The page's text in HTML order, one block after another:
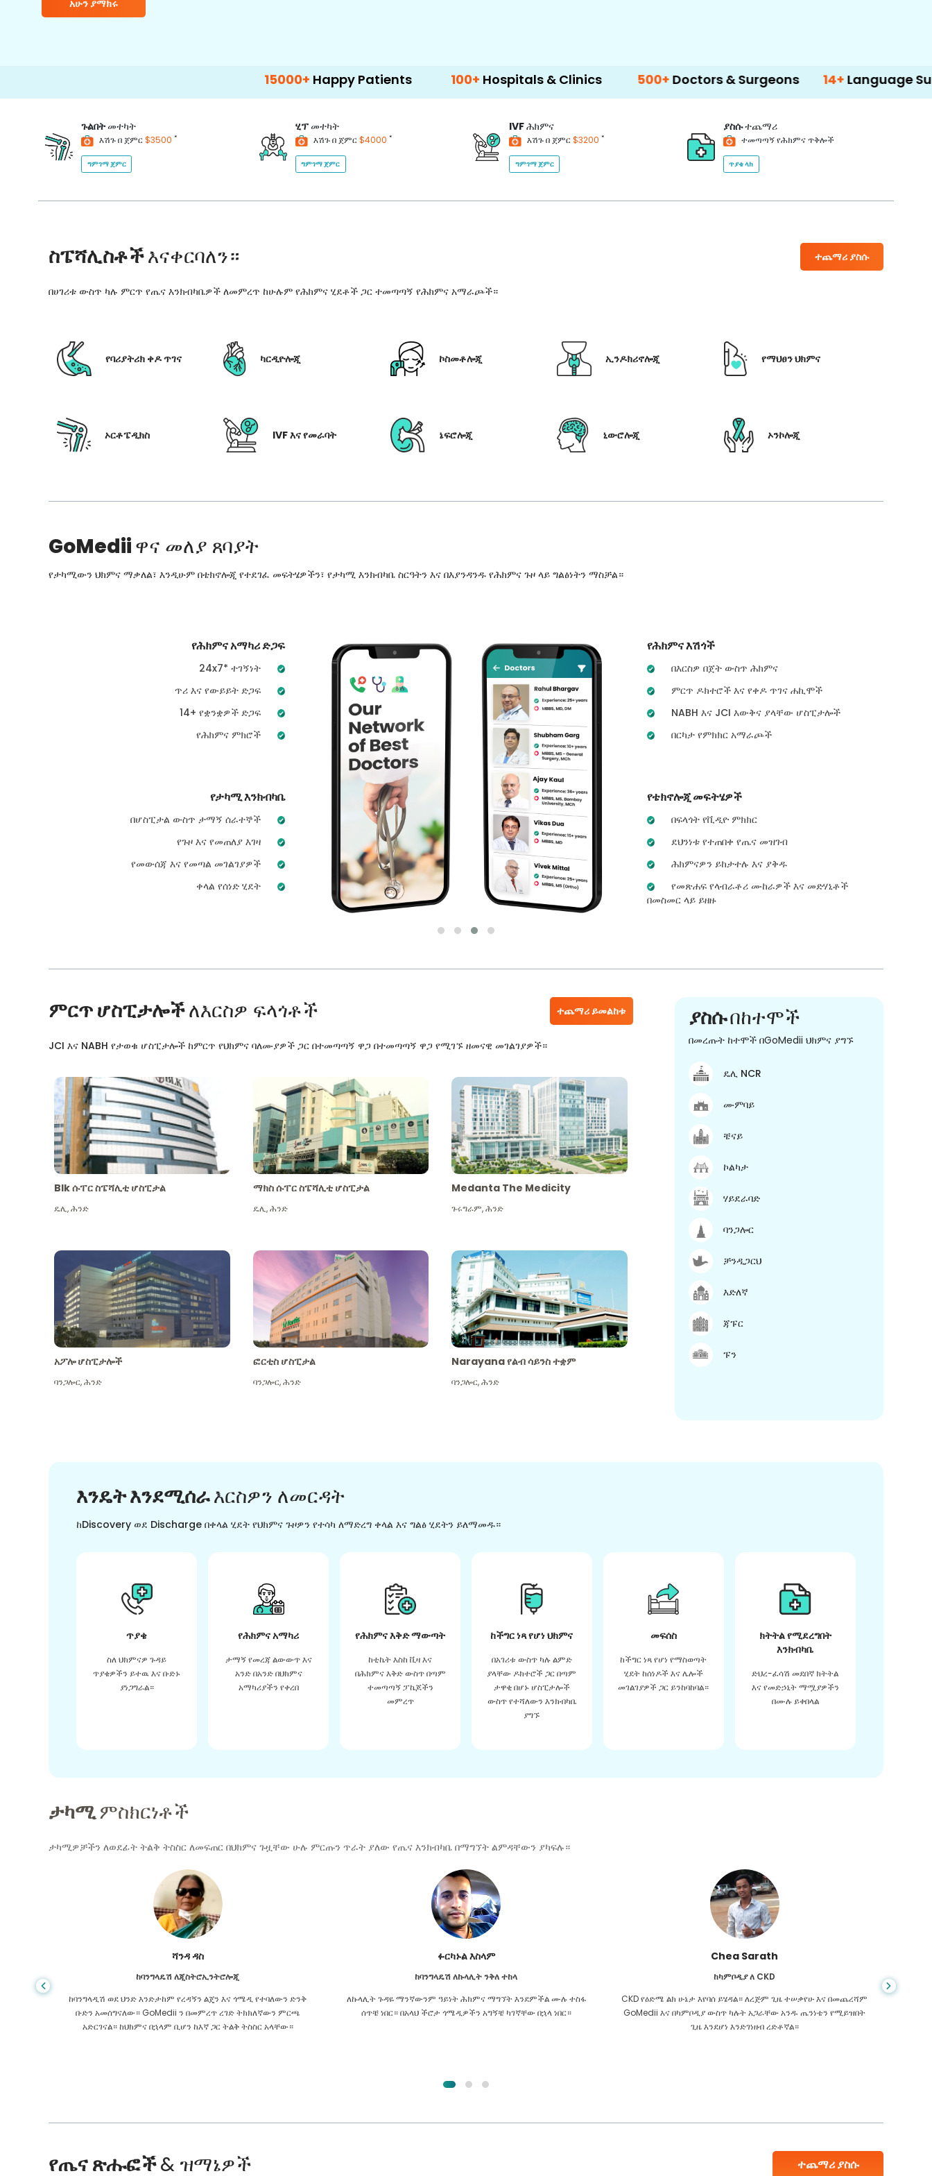
አሁን ያማክሩ
Happy Patients 100+ Hospitals & Clinics 500+ Doctors & Surgeons 14+Language Support
ጉልበትመተካት
እሽጉ በ ጀምር$3500 *
ግምገማ ጀምር
ሂፕመተካት
እሽጉ በ ጀምር$4000 *
ግምገማ ጀምር
IVFሕክምና
እሽጉ በ ጀምር$3200 *
ግምገማ ጀምር
ያስሱተጨማሪ
ተመጣጣኝ የሕክምና ጥቅሎች
ጥያቄ ላክ
ስፔሻሊስቶችእናቀርባለን። ተጨማሪ ያስሱ
በሀገሪቱ ውስጥ ካሉ ምርጥ የጤና እንክብካቤዎች ለመምረጥ ከሁሉም የሕክምና ሂደቶች ጋር ተመጣጣኝ የሕክምና አማራጮች።
የባሪያትሪክ ቀዶ ጥገና ካርዲዮሎጂ ኮስመቶሎጂ ኢንዶክሪኖሎጂ የማህፀን ህክምና
ኦርቶፔዲክስ IVF እና የመራባት ኔፍሮሎጂ ኒውሮሎጂ ኦንኮሎጂ
GoMediiዋና መለያ ጸባያት
የታካሚውን ህክምና ማቃለል፣ እንዲሁም በቴክኖሎጂ የተደገፈ መፍትሄዎችን፣ የታካሚ እንክብካቤ ስርዓትን እና በእያንዳንዱ የሕክምና ጉዞ ላይ ግልፅነትን ማስቻል።
የሕክምና አማካሪ ድጋፍ
24x7* ተገኝነት
ጥሪ እና የውይይት ድጋፍ
14+ የቋንቋዎች ድጋፍ
የሕክምና ምክሮች
የታካሚ እንክብካቤ
በሆስፒታል ውስጥ ታማኝ ሰራተኞች
የጉዞ እና የመጠለያ እገዛ
የመውሰጃ እና የመጣል መገልገያዎች
ቀላል የሰነድ ሂደት
የሕክምና እሽጎች
በእርስዎ በጀት ውስጥ ሕክምና
ምርጥ ዶክተሮች እና የቀዶ ጥገና ሐኪሞች
NABH እና JCI እውቅና ያላቸው ሆስፒታሎች
በርካታ የምክክር አማራጮች
የቴክኖሎጂ መፍትሄዎች
በፍላጎት የቪዲዮ ምክክር
ደህንነቱ የተጠበቀ የጤና መዝገብ
ሕክምናዎን ይከታተሉ እና ያቅዱ
የመጽሐፍ የላብራቶሪ ሙከራዎች እና መድሃኒቶች
በመስመር ላይ ይዘዙ
ምርጥ ሆስፒታሎችለእርስዎ ፍላጎቶች ተጨማሪ ይመልከቱ
JCI እና NABH የታወቁ ሆስፒታሎች ከምርጥ የህክምና ባለሙያዎች ጋር በተመጣጣኝ ዋጋ በተመጣጣኝ ዋጋ የሚገኙ ዘመናዊ መገልገያዎች።
Blk ሱፐር ስፔሻሊቲ ሆስፒታል
ዴሊ,ሕንድ
ማክስ ሱፐር ስፔሻሊቲ ሆስፒታል
ዴሊ,ሕንድ
Medanta The Medicity
ጉሩግራም,ሕንድ
አፖሎ ሆስፒታሎች
ባንጋሎር,ሕንድ
ፎርቲስ ሆስፒታል
ባንጋሎር,ሕንድ
Narayana የልብ ሳይንስ ተቋም
ባንጋሎር,ሕንድ
ያስሱበከተሞች
በመረጡት ከተሞች በGoMedii ህክምና ያግኙ
ዴሊ NCR
ሙምባይ
ቼናይ
ኮልካታ
ሃይደራባድ
ባንጋሎር
ቻንዲጋርህ
እድለኛ
ጃፑር
ፑን
እንዴት እንደሚሰራእርስዎን ለመርዳት
ከDiscovery ወደ Discharge በቀላል ሂደት የህክምና ጉዞዎን የተሳካ ለማድረግ ቀላል እና ግልፅ ሂደትን ይለማመዱ።
ጥያቄ
ስለ ህክምናዎ ጉዳይ
ጥያቄዎችን ይተዉ እና ቡድኑ
ያነጋግራል።
የሕክምና አማካሪ
ታማኝ የመረጃ ልውውጥ እና
አንድ በአንድ በህክምና
አማካሪያችን የቀረበ
የሕክምና እቅድ ማውጣት
ከቲኬት እስከ ቪዛ እና
በሕክምና እቅድ ውስጥ በጣም
ተመጣጣኝ ፓኬጆችን
መምረጥ
ከችግር ነጻ የሆነ ህክምና
በአገሪቱ ውስጥ ካሉ ልምድ
ያላቸው ዶክተሮች ጋር በጣም
ታዋቂ በሆኑ ሆስፒታሎች
ውስጥ የተሻለውን እንክብካቤ
ያግኙ
መፍሰስ
ከችግር ነጻ የሆነ የማስወጣት
ሂደት ከሰነዶች እና ሌሎች
መገልገያዎች ጋር ይንከባከባል።
ክትትል የሚደረግበት
እንክብካቤ
ድህረ-ፈሳሽ መደበኛ ክትትል
እና የመድኃኒት ማሟያዎችን
በሙሉ ይቀበላል
ታካሚምስክርነቶች
ታካሚዎቻችን ለወደፊት ትልቅ ትስስር ለመፍጠር በህክምና ጉዟቸው ሁሉ ምርጡን ጥራት ያለው የጤና እንክብካቤ በማግኘት ልምዳቸውን ያካፍሉ።
ሻንዳ ዳስ
ከባንግላዴሽ ለጂስትሮኢንትሮሎጂ
ከባንግላዲሽ ወደ ህንድ እንድታከም የረዳኝን ልጄን እና ጎሜዲ የተባለውን ድንቅ
ቡድን አመሰግናለው። GoMedii ን በመምረጥ ረገድ ትክክለኛውን ምርጫ
አድርገናል። ከህክምና በኋላም ቢሆን ከእኛ ጋር ትልቅ ትስስር አላቸው።
ፉርካኑል እስላም
ከባንግላዴሽ ለኩላሊት ንቅለ ተከላ
ለኩላሊት ጉዳዬ ማንኛውንም ዓይነት ሕክምና ማግኘት እንደምችል ሙሉ ተስፋ
ሰጥቼ ነበር። በአላህ ችሮታ ጎሜዲዎችን አግኝቼ ካገኛቸው በኋላ ነበር።
Chea Sarath
ከካምቦዲያ ለ CKD
CKD የዕድሜ ልክ ሁኔታ እየባሰ ይሄዳል። ለረጅም ጊዜ ተሠቃየሁ እና በመጨረሻም
GoMedii እና በካምቦዲያ ውስጥ ካሉት አጋራቸው አንዱ ጤንነቴን የሚይዝበት
ጊዜ እንደሆነ እንድገነዘብ ረድቶኛል።
የጤና ጽሑፎች& ዝማኔዎች ተጨማሪ ያስሱ